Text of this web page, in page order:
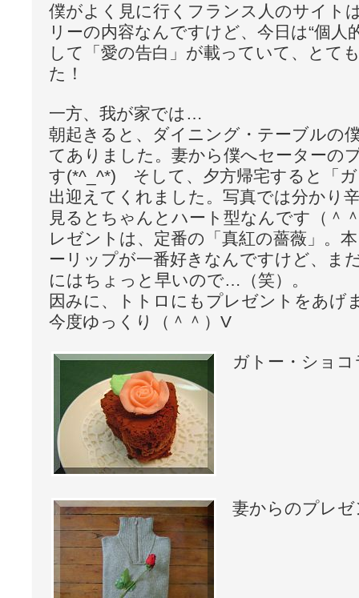
僕がよく見に行くフランス人のサイト
リーの内容なんですけど、今日は“個人
して「愛の告白」が載っていて、とて
た！
一方、我が家では…
朝起きると、ダイニング・テーブルの
てありました。妻から僕へセーターの
す(*^_^*) そして、夕方帰宅すると「
出迎えてくれました。写真では分かり
見るとちゃんとハート型なんです（
レゼントは、定番の「真紅の薔薇」。
ーリップが一番好きなんですけど、ま
にはちょっと早いので…（笑）。
因みに、トトロにもプレゼントをあげ
今度ゆっくり（＾＾）V
ガトー・ショコ
妻からのプレゼ